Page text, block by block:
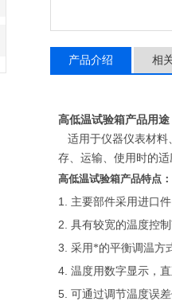
产品介绍 相
高低温试验箱产品用途
适用于仪器仪表材
存、运输、使用时的
高低温试验箱产品特点：
1. 主要部件采用进口
2. 具有较宽的温度控
3. 采用*的平衡调温方
4. 温度用数字显示，
5. 可通过调节温度误